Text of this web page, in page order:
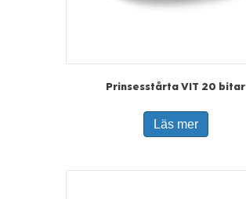
Prinsesstårta VIT 20 bitar
Läs mer